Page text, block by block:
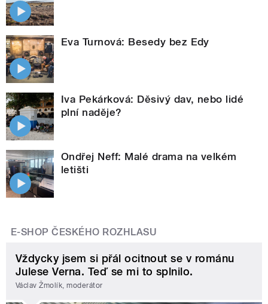
Eva Turnová: Besedy bez Edy
Iva Pekárková: Děsivý dav, nebo lidé
plní naděje?
Ondřej Neff: Malé drama na velkém
letišti
E-SHOP ČESKÉHO ROZHLASU
Vždycky jsem si přál ocitnout se v románu
Julese Verna. Teď se mi to splnilo.
Václav Žmolík, moderátor